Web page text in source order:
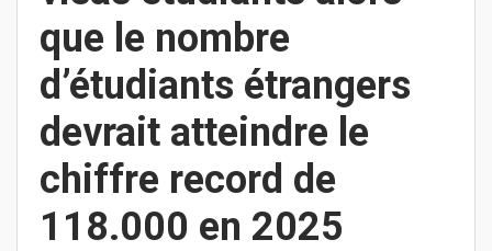
que le nombre
d’étudiants étrangers
devrait atteindre le
chiffre record de
118.000 en 2025